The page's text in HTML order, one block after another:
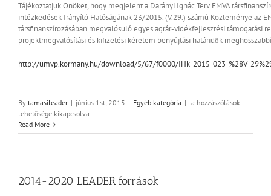
Tájékoztatjuk Önöket, hogy megjelent a Darányi Ignác Terv EMVA
intézkedések Irányító Hatóságának 23/2015. (V.29.) számú Közleménye az
társfinanszírozásában megvalósuló egyes agrár-vidékfejlesztési támogatási
projektmegvalósítási és kifizetési kérelem benyújtási határidők
http://umvp.kormany.hu/download/5/67/f0000/
By tamasileader | június 1st, 2015 | Egyéb kategória | Kifizetési
határidő
a hozzászólások
lehetősége kikapcsolva
Read More
2014-2020 LEADER források